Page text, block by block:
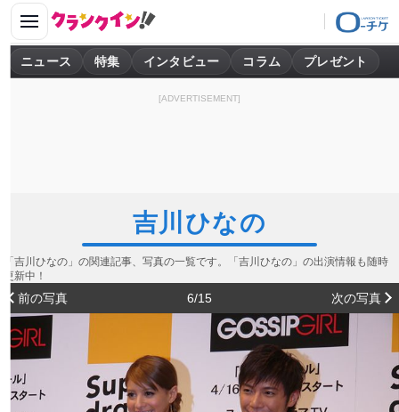
ニュース 特集 インタビュー コラム プレゼント
[ADVERTISEMENT]
吉川ひなの
「吉川ひなの」の関連記事、写真の一覧です。「吉川ひなの」の出演情報も随時
更新中！
前の写真 6/15 次の写真